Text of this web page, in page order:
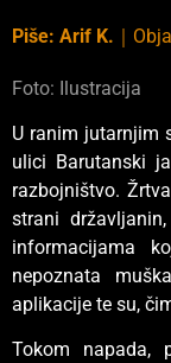
Piše: Arif K. ｜
Foto: Ilustracija
U ranim jutarnjim
ulici Barutanski
razbojništvo.
strani
informacijama
nepoznata
aplikacije te su,
Tokom napada,